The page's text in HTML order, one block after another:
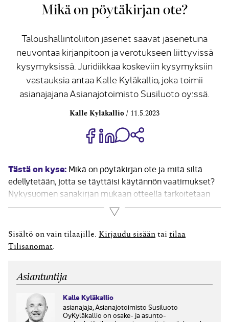
Mikä on pöytäkirjan ote?
Taloushallintoliiton jäsenet saavat jäsenetuna
neuvontaa kirjanpitoon ja verotukseen liittyvissä
kysymyksissä. Juridiikkaa koskeviin kysymyksiin
vastauksia antaa Kalle Kyläkallio, joka toimii
asianajajana Asianajotoimisto Susiluoto oy:ssä.
Kalle Kyläkallio 11.5.2023
Jaa Share on Facebook
Jaa Share on LinkedIn
Jaa WhatsApp-viestinä
Tästä on kyse: Mikä on pöytäkirjan ote ja mitä siltä
edellytetään, jotta se täyttäisi käytännön vaatimukset?
Nykysuomen sanakirjan mukaan otteella tarkoitetaan
muun muassa alkuperäisestä kirjallisesta
kokonaisuudesta jäljennettyä osaa. Laissa ei ole
säännöstä pöytäkirjan otteesta saatikka sen sisällöstä.
Pöytäkirjan ote ja sen sisältö perustuu...
Lue lisää
Sisältö on vain tilaajille. Kirjaudu sisään tai tilaa
Tilisanomat
Asiantuntija
Kalle Kyläkallio
asianajaja, Asianajotoimisto Susiluoto
OyKyläkallio on osake- ja asunto-